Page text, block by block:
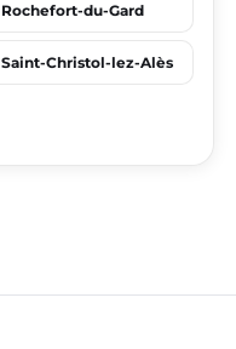
Rochefort-du-Gard
Saint-Christol-lez-Alès